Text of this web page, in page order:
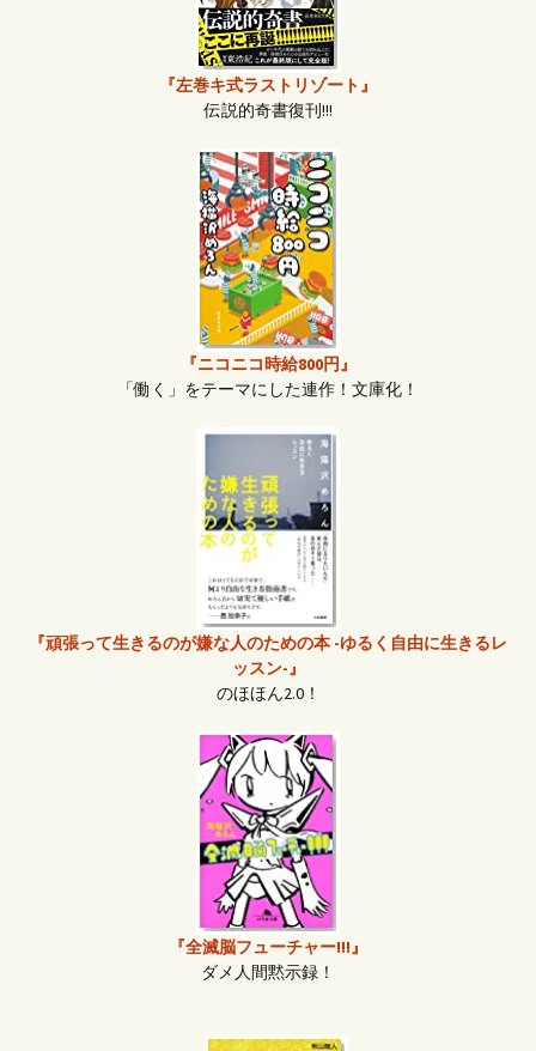
『左巻キ式ラストリゾート』
伝説的奇書復刊!!!
『ニコニコ時給800円』
「働く」をテーマにした連作！文庫化！
『頑張って生きるのが嫌な人のための本 -ゆるく自由に生きるレ
ッスン-』
のほほん2.0！
『全滅脳フューチャー!!!』
ダメ人間黙示録！